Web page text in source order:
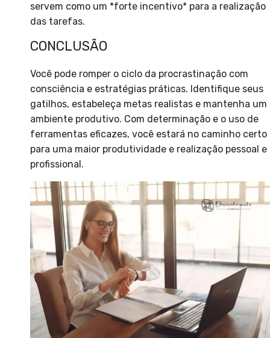
servem como um *forte incentivo* para a realização
das tarefas.
CONCLUSÃO
Você pode romper o ciclo da procrastinação com
consciência e estratégias práticas. Identifique seus
gatilhos, estabeleça metas realistas e mantenha um
ambiente produtivo. Com determinação e o uso de
ferramentas eficazes, você estará no caminho certo
para uma maior produtividade e realização pessoal e
profissional.